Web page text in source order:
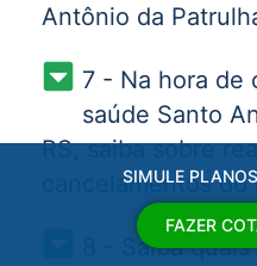
Antônio da
7 - Na hora de
saúde Santo
RS, saiba sobre
cancelamentos
8 - Saiba
SIMULE
FAZER